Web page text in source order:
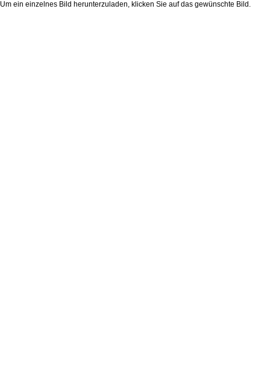
Um ein einzelnes Bild herunterzuladen, klicken Sie auf das gewünschte Bild.